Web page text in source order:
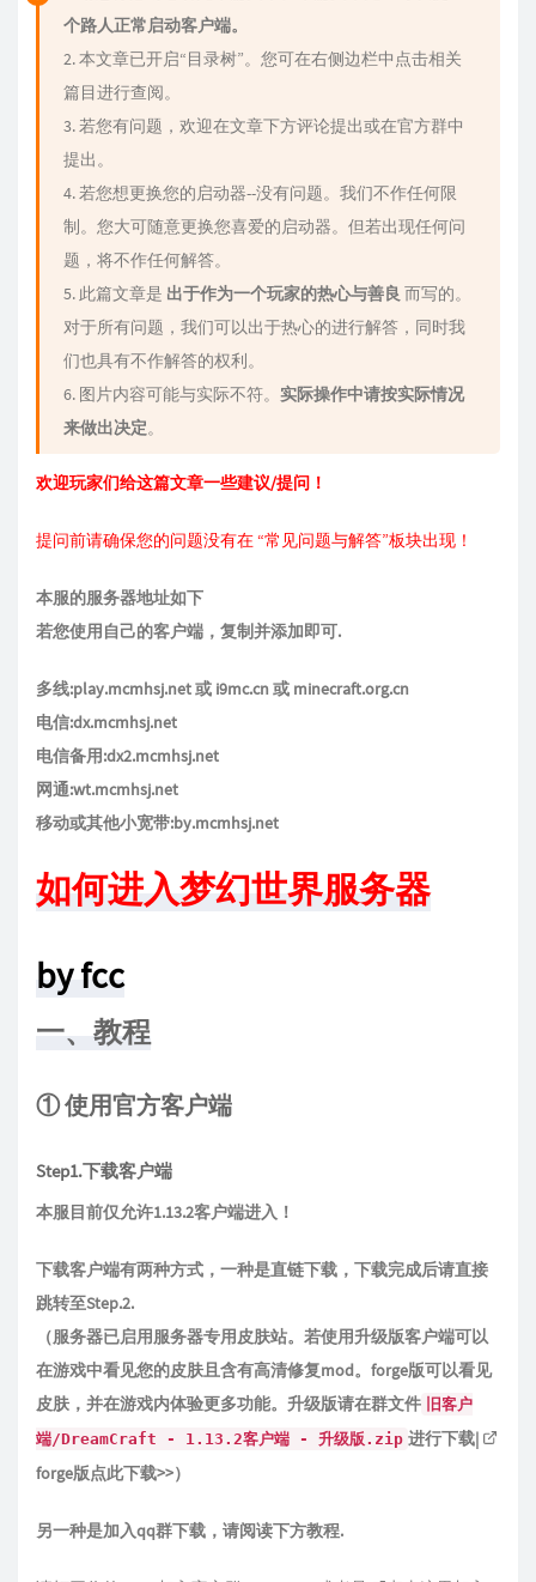
个路人正常启动客户端。
2. 本文章已开启“目录树”。您可在右侧边栏中点击相关
篇目进行查阅。
3. 若您有问题，欢迎在文章下方评论提出或在官方群中
提出。
4. 若您想更换您的启动器--没有问题。我们不作任何限
制。您大可随意更换您喜爱的启动器。但若出现任何问
题，将不作任何解答。
5. 此篇文章是 出于作为一个玩家的热心与善良 而写的。
对于所有问题，我们可以出于热心的进行解答，同时我
们也具有不作解答的权利。
6. 图片内容可能与实际不符。 实际操作中请按实际情况
来做出决定。
欢迎玩家们给这篇文章一些建议/提问！
提问前请确保您的问题没有在 “常见问题与解答”板块出现！
本服的服务器地址如下
若您使用自己的客户端，复制并添加即可.
多线:play.mcmhsj.net 或 i9mc.cn 或 minecraft.org.cn
电信:dx.mcmhsj.net
电信备用:dx2.mcmhsj.net
网通:wt.mcmhsj.net
移动或其他小宽带:by.mcmhsj.net
如何进入梦幻世界服务器
by fcc
一、教程
① 使用官方客户端
Step1.下载客户端
本服目前仅允许1.13.2客户端进入！
下载客户端有两种方式，一种是直链下载，下载完成后请直接
跳转至Step.2.
（服务器已启用服务器专用皮肤站。若使用升级版客户端可以
在游戏中看见您的皮肤且含有高清修复mod。forge版可以看见
皮肤，并在游戏内体验更多功能。升级版请在群文件
旧客户
端/DreamCraft - 1.13.2客户端 - 升级版.zip 进行下载|
forge版点此下载>>）
另一种是加入qq群下载，请阅读下方教程.